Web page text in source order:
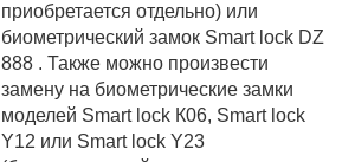
приобретается отдельно) или
биометрический замок Smart lock DZ
888 . Также можно произвести
замену на биометрические замки
моделей Smart lock К06, Smart lock
Y12 или Smart lock Y23